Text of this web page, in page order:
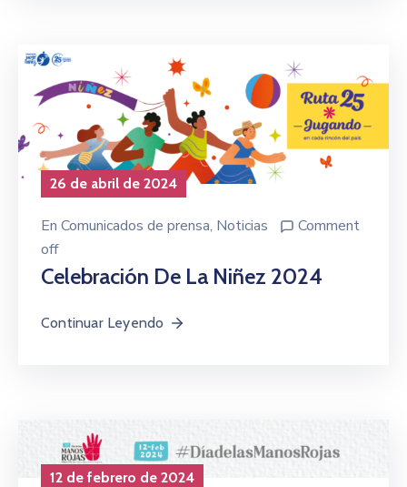
26 de abril de 2024
En Comunicados de prensa‚ Noticias
Comment
off
Celebración De La Niñez 2024
Continuar Leyendo
12 de febrero de 2024